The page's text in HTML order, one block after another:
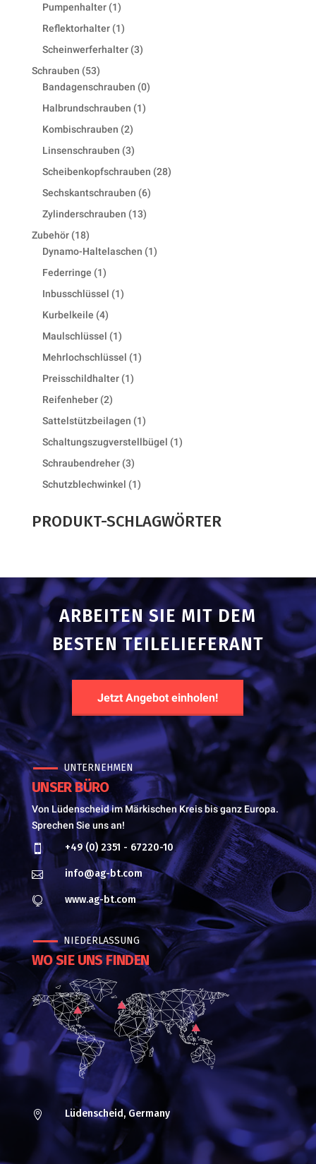
Pumpenhalter 11
product
Reflektorhalter 11
product
Scheinwerferhalter 33
Schrauben 5353
products
Bandagenschrauben 00
Halbrundschrauben 11
Kombischrauben 22
products
Linsenschrauben 33
products
Scheibenkopfschrauben 2828
Sechskantschrauben 66
Zylinderschrauben 1313
Zubehör 1818
products
Dynamo-Haltelaschen 11
Federringe 11
product
Inbusschlüssel 11
Kurbelkeile 44
products
Maulschlüssel 11
product
Mehrlochschlüssel 11
Preisschildhalter 11
Reifenheber 22
products
Sattelstützbeilagen 11
product
Schaltungszugverstellbügel 11
Schraubendreher 33
products
Schutzblechwinkel 11
PRODUKT-SCHLAGWÖRTER
ARBEITEN SIE MIT DEM
BESTEN TEILELIEFERANT
Jetzt Angebot einholen!
UNTERNEHMEN
UNSER BÜRO
Von Lüdenscheid im Märkischen Kreis bis ganz Europa.
Sprechen Sie uns an!
 +49 (0) 2351 - 67220-10
 info@ag-bt.com
 www.ag-bt.com
NIEDERLASSUNG
WO SIE UNS FINDEN
 Lüdenscheid, Germany